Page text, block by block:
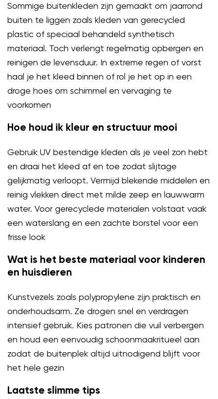
Sommige buitenkleden zijn gemaakt om jaarrond
buiten te liggen zoals kleden van gerecycled
plastic of speciaal behandeld synthetisch
materiaal. Toch verlengt regelmatig opbergen en
reinigen de levensduur. In extreme regen of vorst
haal je het kleed binnen of rol je het op in een
droge hoes om schimmel en vervaging te
voorkomen
Hoe houd ik kleur en structuur mooi
Gebruik UV bestendige kleden als je veel zon hebt
en draai het kleed af en toe zodat slijtage
gelijkmatig verloopt. Vermijd blekende middelen en
reinig vlekken direct met milde zeep en lauwwarm
water. Voor gerecyclede materialen volstaat vaak
een waterslang en een zachte borstel voor een
frisse look
Wat is het beste materiaal voor kinderen
en huisdieren
Kunstvezels zoals polypropylene zijn praktisch en
onderhoudsarm. Ze drogen snel en verdragen
intensief gebruik. Kies patronen die vuil verbergen
en houd een eenvoudig schoonmaakritueel aan
zodat de buitenplek altijd uitnodigend blijft voor
het hele gezin
Laatste slimme tips